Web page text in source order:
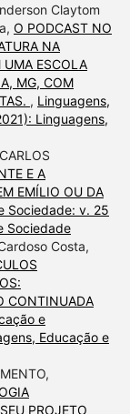
Claytom
O PODCAST NO
NA
UMA ESCOLA
MG, COM
, Linguagens,
Linguagens,
E A
EMÍLIO OU DA
Sociedade: v. 25
Sociedade
Costa,
CONTINUADA
e
Educação e
PROJETO